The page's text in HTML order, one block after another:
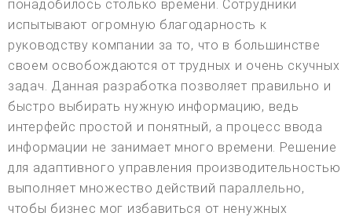
понадобилось столько времени. Сотрудники
испытывают огромную благодарность к
руководству компании за то, что в большинстве
своем освобождаются от трудных и очень скучных
задач. Данная разработка позволяет правильно и
быстро выбирать нужную информацию, ведь
интерфейс простой и понятный, а процесс ввода
информации не занимает много времени. Решение
для адаптивного управления производительностью
выполняет множество действий параллельно,
чтобы бизнес мог избавиться от ненужных